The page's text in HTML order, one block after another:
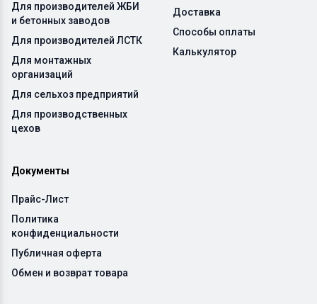
Для производителей ЖБИ
и бетонных заводов
Для производителей ЛСТК
Для монтажных
организаций
Для сельхоз предприятий
Для производственных
цехов
Доставка
Способы оплаты
Калькулятор
Документы
Прайс-Лист
Политика
конфиденциальности
Публичная оферта
Обмен и возврат товара